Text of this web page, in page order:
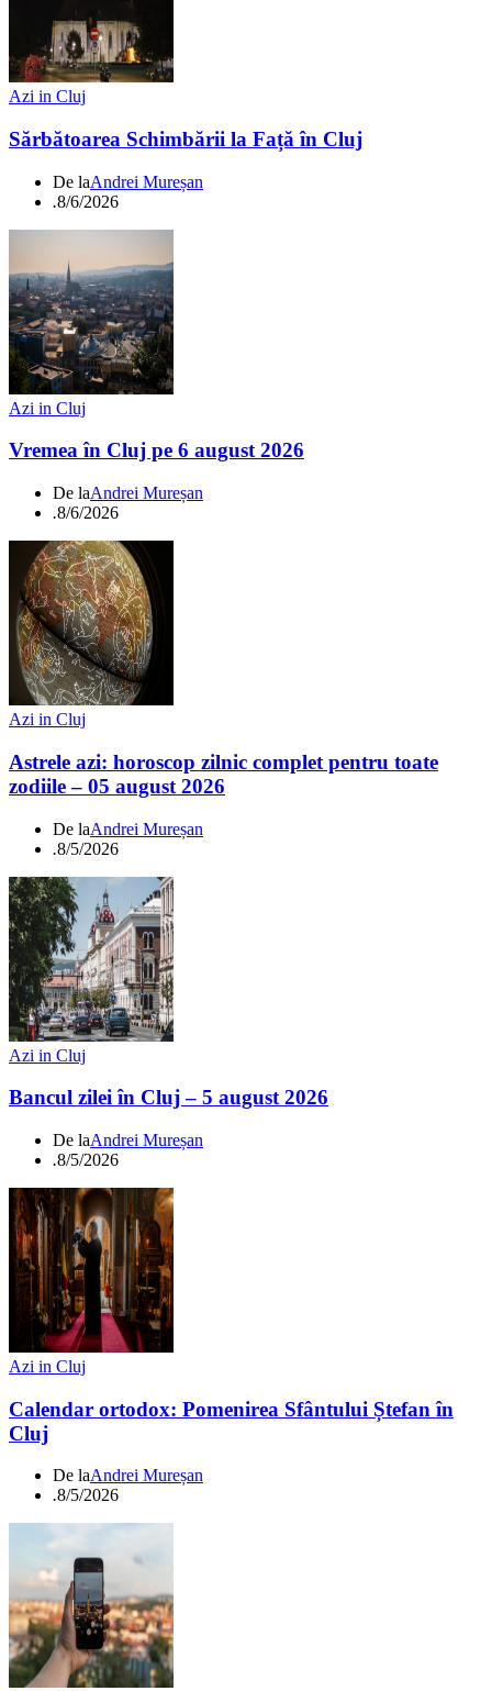
Azi in Cluj
Sărbătoarea Schimbării la Față în Cluj
De laAndrei Mureșan
.8/6/2026
Azi in Cluj
Vremea în Cluj pe 6 august 2026
De laAndrei Mureșan
.8/6/2026
Azi in Cluj
Astrele azi: horoscop zilnic complet pentru toate
zodiile – 05 august 2026
De laAndrei Mureșan
.8/5/2026
Azi in Cluj
Bancul zilei în Cluj – 5 august 2026
De laAndrei Mureșan
.8/5/2026
Azi in Cluj
Calendar ortodox: Pomenirea Sfântului Ștefan în
Cluj
De laAndrei Mureșan
.8/5/2026